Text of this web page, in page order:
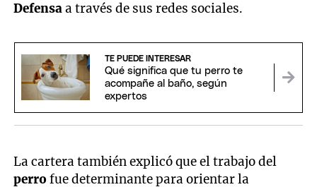
Defensaa través de sus redes sociales.
TE PUEDE INTERESAR
Qué significa que tu perro te
acompañe al baño, según
expertos
La cartera también explicó que el trabajo del
perrofue determinante para orientar la